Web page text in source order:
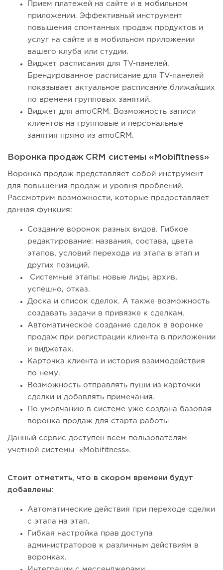
Прием платежей на сайте и в мобильном
приложении. Эффективный инструмент
повышения спонтанных продаж продуктов и
услуг на сайте и в мобильном приложении
вашего клуба или студии.
Виджет расписания для TV-панелей.
Брендированное расписание для TV-панелей
показывает актуальное расписание ближайших
по времени групповых занятий.
Виджет для amoCRM. Возможность записи
клиентов на групповые и персональные
занятия прямо из amoCRM.
Воронка продаж CRM системы «Mobifitness»
Воронка продаж представляет собой инструмент
для повышения продаж и уровня проблений.
Рассмотрим возможности, которые предоставляет
данная функция:
Создание воронок разных видов. Гибкое
редактирование: названия, состава, цвета
этапов, условий перехода из этапа в этап и
других позиций.
Системные этапы: новые лиды, архив,
успешно, отказ.
Доска и список сделок. А также возможность
создавать задачи в привязке к сделкам.
Автоматическое создание сделок в воронке
продаж при регистрации клиента в приложении
и виджетах.
Карточка клиента и история взаимодействия
по нему.
Возможность отправлять пуши из карточки
сделки и добавлять примечания.
По умолчанию в системе уже создана базовая
воронка продаж для старта работы
Данный сервис доступен всем пользователям
учетной системы «Mobifitness».
Стоит отметить, что в скором времени будут
добавлены:
Автоматические действия при переходе сделки
с этапа на этап.
Гибкая настройка прав доступа
администраторов к различным действиям в
воронках.